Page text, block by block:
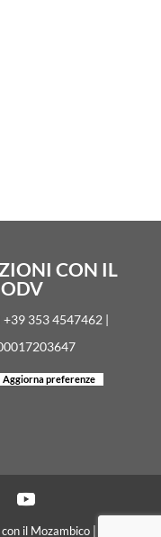
CON IL
353 4547462 |
Aggiorna preferenze
il Mozambico | C. F.